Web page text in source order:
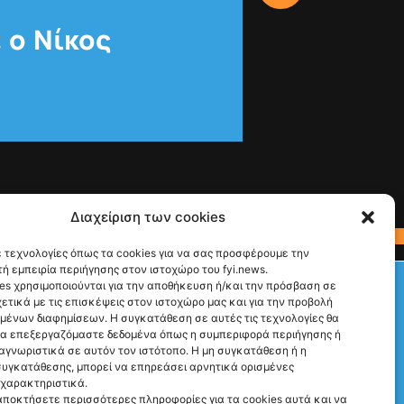
Διαχείριση των cookies
τεχνολογίες όπως τα cookies για να σας προσφέρουμε την
εμπειρία περιήγησης στον ιστοχώρο του fyi.news.
χρησιμοποιούνται για την αποθήκευση ή/και την πρόσβαση σε
με τις επισκέψεις στον ιστοχώρο μας και για την προβολή
διαφημίσεων. Η συγκατάθεση σε αυτές τις τεχνολογίες θα
επεξεργαζόμαστε δεδομένα όπως η συμπεριφορά περιήγησης ή
σε αυτόν τον ιστότοπο. Η μη συγκατάθεση ή η
μπορεί να επηρεάσει αρνητικά ορισμένες
χαρακτηριστικά.
περισσότερες πληροφορίες για τα cookies αυτά και να
Check This!
Νίκος
Ακολούθησέ μας